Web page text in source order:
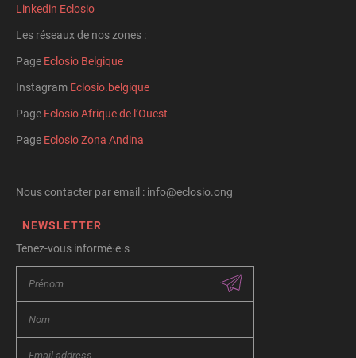
Linkedin Eclosio
Les réseaux de nos zones :
Page Eclosio Belgique
Instagram Eclosio.belgique
Page Eclosio Afrique de l’Ouest
Page Eclosio Zona Andina
Nous contacter par email : info@eclosio.ong
NEWSLETTER
Tenez-vous informé·e·s